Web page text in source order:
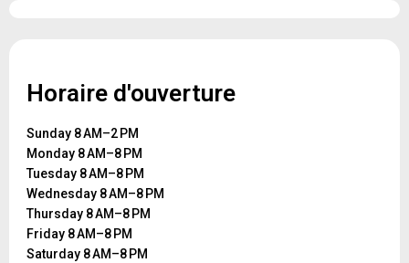
Horaire d'ouverture
Sunday 8 AM–2 PM
Monday 8 AM–8 PM
Tuesday 8 AM–8 PM
Wednesday 8 AM–8 PM
Thursday 8 AM–8 PM
Friday 8 AM–8 PM
Saturday 8 AM–8 PM